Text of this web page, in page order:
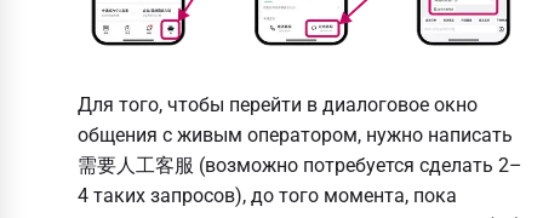
Для того, чтобы перейти в диалоговое окно
общения с живым оператором, нужно написать
需要人工客服 (возможно потребуется сделать 2–
4 таких запросов), до того момента, пока